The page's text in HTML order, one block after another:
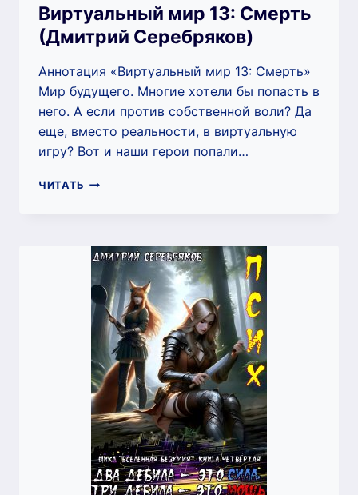
Виртуальный мир 13: Смерть
(Дмитрий Серебряков)
Аннотация «Виртуальный мир 13: Смерть»
Мир будущего. Многие хотели бы попасть в
него. А если против собственной воли? Да
еще, вместо реальности, в виртуальную
игру? Вот и наши герои попали…
ЧИТАТЬ ВИРТУАЛЬНЫЙ
(ДМИТРИЙ
СЕРЕБРЯКОВ)